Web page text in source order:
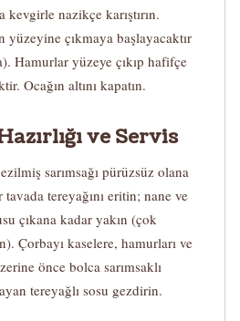
kevgirle nazikçe karıştırın.
çıkmaya başlayacaktır
Hamurlar yüzeye çıkıp hafifçe
Ocağın altını kapatın.
ve Servis
sarımsağı pürüzsüz olana
tereyağını eritin; nane ve
çıkana kadar yakın (çok
Çorbayı kaselere, hamurları ve
önce bolca sarımsaklı
tereyağlı sosu gezdirin.